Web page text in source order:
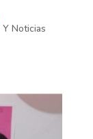
Noticias